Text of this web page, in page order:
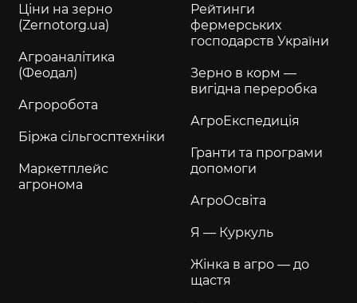
Ціни на зерно
(Zernotorg.ua)
Агроаналітика
(Феодал)
Агроробота
Біржа сільгосптехніки
Маркетплейс
агронома
Рейтинги
фермерських
господарств України
Зерно в корм —
вигідна переробка
АгроЕкспедиція
Гранти та програми
допомоги
АгроОсвіта
Я — Куркуль
Жінка в агро — до
щастя